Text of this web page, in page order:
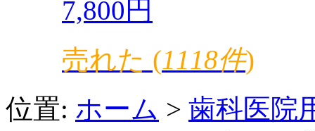
7,800円
売れた (1118件)
位置: ホーム > 歯科医院